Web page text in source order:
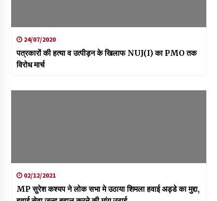
24/07/2020
पत्रकारों की हत्या व उत्पीड़न के खिलाफ NUJ(I) का PMO तक
विरोध मार्च
02/12/2021
MP सुरेश कश्यप ने लोक सभा मे उठाया शिमला हवाई अड्डे का मुद्दा,